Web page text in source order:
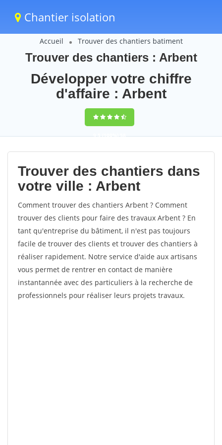
Chantier isolation
Accueil Trouver des chantiers batiment
Trouver des chantiers : Arbent
Développer votre chiffre
d'affaire : Arbent
9,5(100%)58
votes
Trouver des chantiers dans
votre ville : Arbent
Comment trouver des chantiers Arbent ? Comment
trouver des clients pour faire des travaux Arbent ? En
tant qu'entreprise du bâtiment, il n'est pas toujours
facile de trouver des clients et trouver des chantiers à
réaliser rapidement. Notre service d'aide aux artisans
vous permet de rentrer en contact de manière
instantannée avec des particuliers à la recherche de
professionnels pour réaliser leurs projets travaux.